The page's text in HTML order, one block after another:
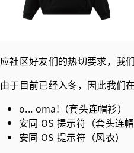
应社区好友们的热切要求，我
由于目前已经入冬，因此我们
o... oma!（套头连帽衫）
安同 OS 提示符（套头连帽
安同 OS 提示符（风衣）